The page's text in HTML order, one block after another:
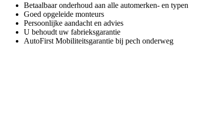
Betaalbaar onderhoud aan alle automerken- en typen
Goed opgeleide monteurs
Persoonlijke aandacht en advies
U behoudt uw fabrieksgarantie
AutoFirst Mobiliteitsgarantie bij pech onderweg